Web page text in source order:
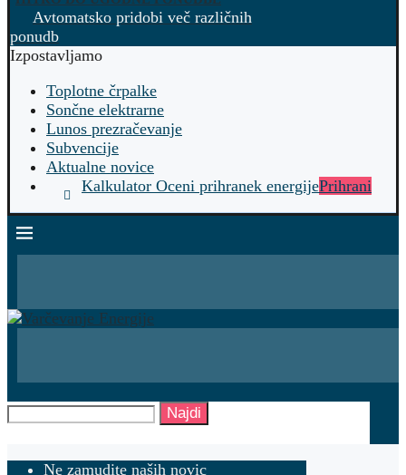
Avtomatsko pridobi več različnih
ponudb
Izpostavljamo
Toplotne črpalke
Sončne elektrarne
Lunos prezračevanje
Subvencije
Aktualne novice
Kalkulator Oceni prihranek energijePrihrani
Najdi
Ne zamudite naših novic